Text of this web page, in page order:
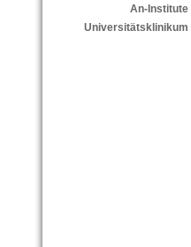
An-Institute
Universitätsklinikum